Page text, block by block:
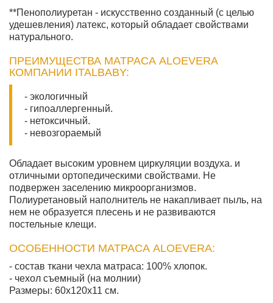
**Пенополиуретан - искусственно созданный (с целью
удешевления) латекс, который обладает свойствами
натурального.
ПРЕИМУЩЕСТВА МАТРАСА ALOEVERA
КОМПАНИИ ITALBABY:
- экологичный
- гипоаллергенный.
- нетоксичный.
- невозгораемый
Обладает высоким уровнем циркуляции воздуха. и
отличными ортопедическими свойствами. Не
подвержен заселению микроорганизмов.
Полиуретановый наполнитель не накапливает пыль, на
нем не образуется плесень и не развиваются
постельные клещи.
ОСОБЕННОСТИ МАТРАСА ALOEVERA:
- состав ткани чехла матраса: 100% хлопок.
- чехол съемный (на молнии)
Размеры: 60х120х11 см.